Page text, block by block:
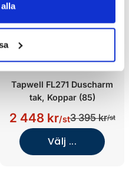
Tapwell FL271 Duscharm
tak, Koppar (85)
2 448 kr/st3 395 kr/st
Välj ...